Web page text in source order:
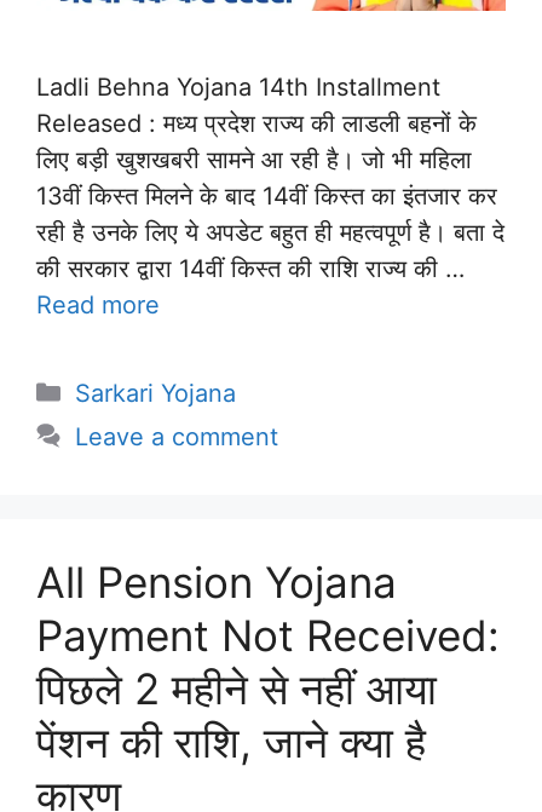
Ladli Behna Yojana 14th Installment
Released : मध्य प्रदेश राज्य की लाडली बहनों के
लिए बड़ी खुशखबरी सामने आ रही है। जो भी महिला
13वीं किस्त मिलने के बाद 14वीं किस्त का इंतजार कर
रही है उनके लिए ये अपडेट बहुत ही महत्वपूर्ण है। बता दे
की सरकार द्वारा 14वीं किस्त की राशि राज्य की …
Read more
Categories
Sarkari Yojana
Leave a comment
All Pension Yojana
Payment Not Received:
पिछले 2 महीने से नहीं आया
पेंशन की राशि, जाने क्या है
कारण